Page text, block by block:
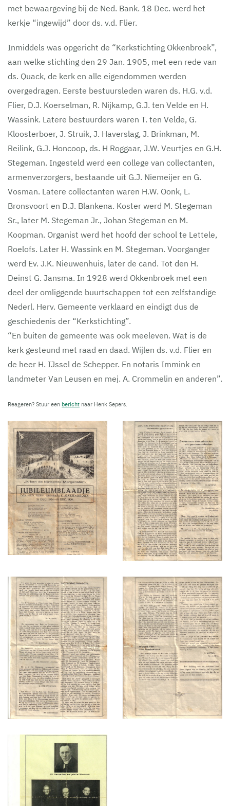
met bewaargeving bij de Ned. Bank. 18 Dec. werd het
kerkje “ingewijd” door ds. v.d. Flier.
Inmiddels was opgericht de “Kerkstichting Okkenbroek”,
aan welke stichting den 29 Jan. 1905, met een rede van
ds. Quack, de kerk en alle eigendommen werden
overgedragen. Eerste bestuursleden waren ds. H.G. v.d.
Flier, D.J. Koerselman, R. Nijkamp, G.J. ten Velde en H.
Wassink. Latere bestuurders waren T. ten Velde, G.
Kloosterboer, J. Struik, J. Haverslag, J. Brinkman, M.
Reilink, G.J. Honcoop, ds. H Roggaar, J.W. Veurtjes en G.H.
Stegeman. Ingesteld werd een college van collectanten,
armenverzorgers, bestaande uit G.J. Niemeijer en G.
Vosman. Latere collectanten waren H.W. Oonk, L.
Bronsvoort en D.J. Blankena. Koster werd M. Stegeman
Sr., later M. Stegeman Jr., Johan Stegeman en M.
Koopman. Organist werd het hoofd der school te Lettele,
Roelofs. Later H. Wassink en M. Stegeman. Voorganger
werd Ev. J.K. Nieuwenhuis, later de cand. Tot den H.
Deinst G. Jansma. In 1928 werd Okkenbroek met een
deel der omliggende buurtschappen tot een zelfstandige
Nederl. Herv. Gemeente verklaard en eindigt dus de
geschiedenis der “Kerkstichting”.
“En buiten de gemeente was ook meeleven. Wat is de
kerk gesteund met raad en daad. Wijlen ds. v.d. Flier en
de heer H. IJssel de Schepper. En notaris Immink en
landmeter Van Leusen en mej. A. Crommelin en anderen”.
Reageren? Stuur een bericht naar Henk Sepers.